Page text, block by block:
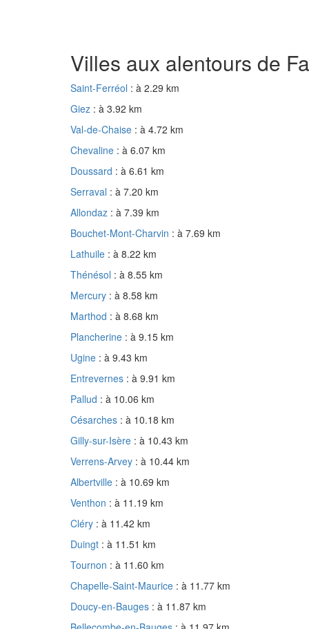
Villes aux alentours de
Saint-Ferréol : à 2.29 km
Giez : à 3.92 km
Val-de-Chaise : à 4.72 km
Chevaline : à 6.07 km
Doussard : à 6.61 km
Serraval : à 7.20 km
Allondaz : à 7.39 km
Bouchet-Mont-Charvin : à 7.69 km
Lathuile : à 8.22 km
Thénésol : à 8.55 km
Mercury : à 8.58 km
Marthod : à 8.68 km
Plancherine : à 9.15 km
Ugine : à 9.43 km
Entrevernes : à 9.91 km
Pallud : à 10.06 km
Césarches : à 10.18 km
Gilly-sur-Isère : à 10.43 km
Verrens-Arvey : à 10.44 km
Albertville : à 10.69 km
Venthon : à 11.19 km
Cléry : à 11.42 km
Duingt : à 11.51 km
Tournon : à 11.60 km
Chapelle-Saint-Maurice : à 11.77 km
Doucy-en-Bauges : à 11.87 km